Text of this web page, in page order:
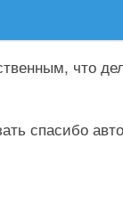
что
спасибо